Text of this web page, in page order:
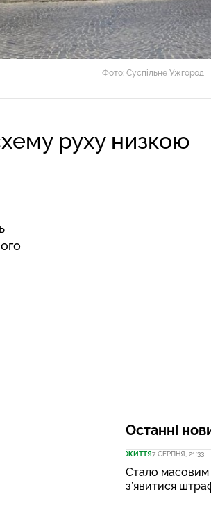
Фото: Суспільне Ужгород
руху низкою
Останні
ЖИТТЯ7 СЕРПНЯ, 21:33
Стало масовим
з’явитися